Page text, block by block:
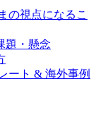
の視点になるこ
題・懸念
ート & 海外事例